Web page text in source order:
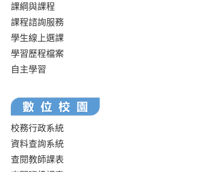
課綱與課程
課程諮詢服務
學生線上選課
學習歷程檔案
自主學習
校務行政系統
資料查詢系統
查閱教師課表